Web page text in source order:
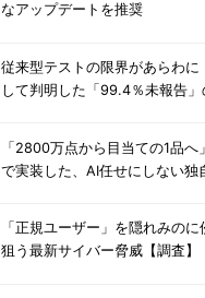
なアップデートを推奨
従来型テストの限界があらわ
して判明した「99.4％未報告」
「2800万点から目当ての1品
で実装した、AI任せにしない独
「正規ユーザー」を隠れみの
狙う最新サイバー脅威【調査】